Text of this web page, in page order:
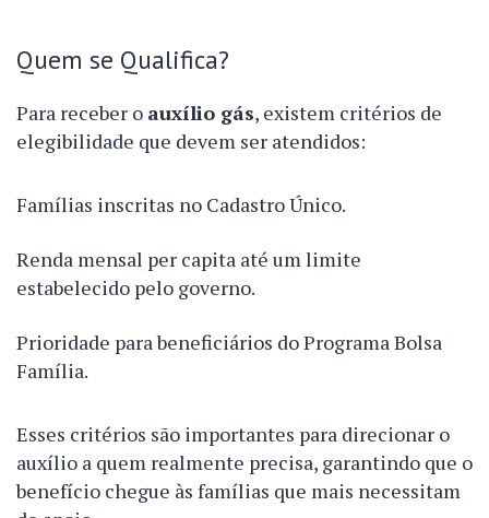
Quem se Qualifica?
Para receber o auxílio gás, existem critérios de
elegibilidade que devem ser atendidos:
Famílias inscritas no Cadastro Único.
Renda mensal per capita até um limite
estabelecido pelo governo.
Prioridade para beneficiários do Programa Bolsa
Família.
Esses critérios são importantes para direcionar o
auxílio a quem realmente precisa, garantindo que o
benefício chegue às famílias que mais necessitam